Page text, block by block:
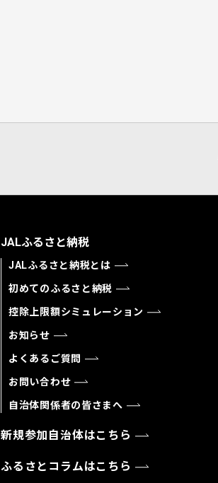
JALふるさと納税
JALふるさと納税とは
初めてのふるさと納税
控除上限額シミュレーション
お知らせ
よくあるご質問
お問い合わせ
自治体関係者の皆さまへ
新規参加自治体はこちら
ふるさとコラムはこちら